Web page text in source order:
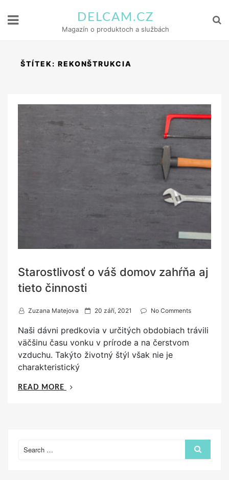
DELCAM.CZ
Magazín o produktoch a službách
ŠTÍTEK: REKONŠTRUKCIA
Starostlivosť o váš domov zahŕňa aj
tieto činnosti
Zuzana Matejova
P
s
t
e
20 září, 2021 No Comments
Naši dávni predkovia v určitých obdobiach trávili
väčšinu času vonku v prírode a na čerstvom
vzduchu. Takýto životný štýl však nie je
charakteristický
READ MORE
for:
Search